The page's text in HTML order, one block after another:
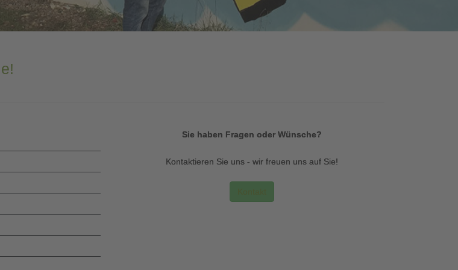
Sie haben Fragen oder Wünsche?
Kontaktieren Sie uns - wir freuen uns auf Sie!